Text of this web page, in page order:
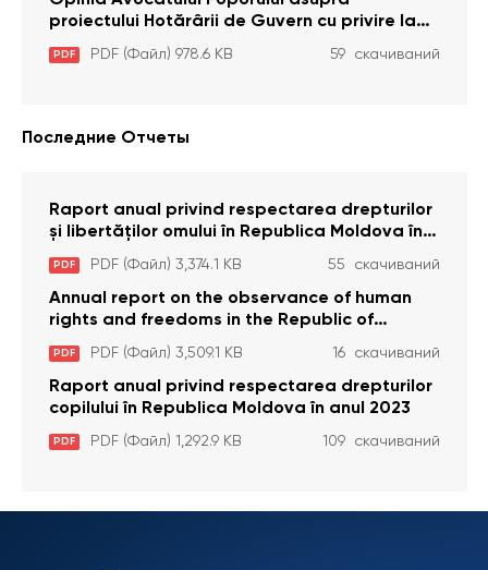
a fost luată în considerare de Curtea
Constituțională
proiectului Hotărârii de Guvern cu privire la
aprobarea proiectului de lege privind
activitatea sanitară veterinarăa
PDF PDF (Файл) 978.6 KB 59 скачиваний
Последние Отчеты
Raport anual privind respectarea drepturilor
și libertăților omului în Republica Moldova în
anul 2023
PDF PDF (Файл) 3,374.1 KB 55 скачиваний
Annual report on the observance of human
rights and freedoms in the Republic of
Moldova in 2023
PDF PDF (Файл) 3,509.1 KB 16 скачиваний
Raport anual privind respectarea drepturilor
copilului în Republica Moldova în anul 2023
PDF PDF (Файл) 1,292.9 KB 109 скачиваний